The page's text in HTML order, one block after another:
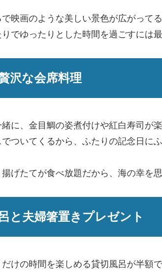
映画のような美しい景色が広がってる
でゆったりとした時間を過ごすには
沢な会席料理
に、金目鯛の姿煮付けや紅白寿司が楽
ついてくるから、ふたりの記念日に
げたてが食べ放題だから、海の幸を
と夫婦箸置きプレゼント
けの時間を楽しめる貸切風呂が半額